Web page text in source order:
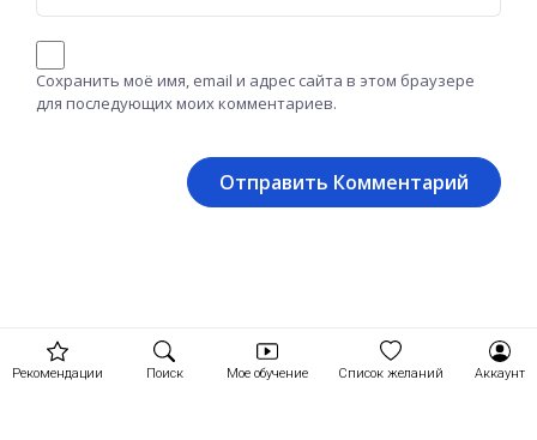
Сохранить моё имя, email и адрес сайта в этом браузере
для последующих моих комментариев.
Рекомендации Поиск Мое обучение Список желаний Аккаунт